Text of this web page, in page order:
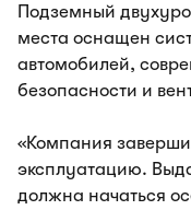
Подземный
места оснащен
автомобилей,
безопасности и
«Компания
эксплуатацию.
должна начаться